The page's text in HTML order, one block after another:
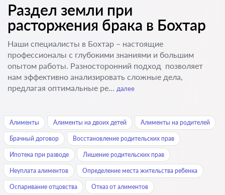
Раздел земли при
расторжения брака в Бохтар
Наши специалисты в Бохтар – настоящие
профессионалы с глубокими знаниями и большим
опытом работы. Разносторонний подход позволяет
нам эффективно анализировать сложные дела,
предлагая оптимальные ре... далее
Алименты Алименты на двоих детей Алименты на родителей
Брачный договор Восстановление родительских прав
Ипотека при разводе Лишение родительских прав
Неуплата алиментов Определение места жительства ребенка
Оспаривание отцовства Отказ от алиментов